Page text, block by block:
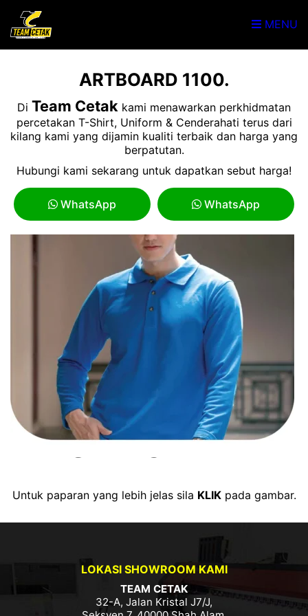
MENU
ARTBOARD 1100.
Di Team Cetak kami menawarkan perkhidmatan
percetakan T-Shirt, Uniform & Cenderahati terus dari
kilang kami yang dijamin kualiti terbaik dan harga yang
berpatutan.
Hubungi kami sekarang untuk dapatkan sebut harga!
WhatsApp WhatsApp
Untuk paparan yang lebih jelas sila KLIKpada gambar.
LOKASI SHOWROOM KAMI
TEAM CETAK
32-A, Jalan Kristal J7/J,